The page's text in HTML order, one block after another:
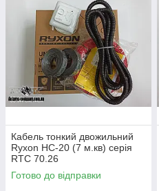
Кабель тонкий двожильний
Ryxon HC-20 (7 м.кв) серія
RTC 70.26
Готово до відправки